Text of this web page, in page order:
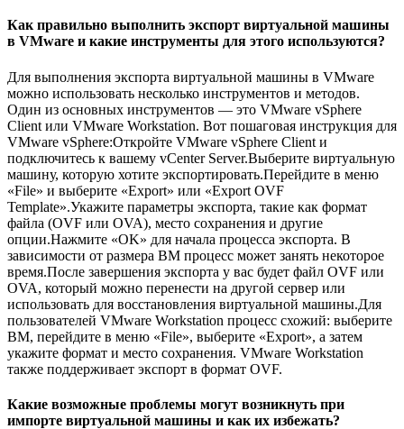
Как правильно выполнить экспорт виртуальной машины
в VMware и какие инструменты для этого используются?
Для выполнения экспорта виртуальной машины в VMware
можно использовать несколько инструментов и методов.
Один из основных инструментов — это VMware vSphere
Client или VMware Workstation. Вот пошаговая инструкция для
VMware vSphere:Откройте VMware vSphere Client и
подключитесь к вашему vCenter Server.Выберите виртуальную
машину, которую хотите экспортировать.Перейдите в меню
«File» и выберите «Export» или «Export OVF
Template».Укажите параметры экспорта, такие как формат
файла (OVF или OVA), место сохранения и другие
опции.Нажмите «OK» для начала процесса экспорта. В
зависимости от размера ВМ процесс может занять некоторое
время.После завершения экспорта у вас будет файл OVF или
OVA, который можно перенести на другой сервер или
использовать для восстановления виртуальной машины.Для
пользователей VMware Workstation процесс схожий: выберите
ВМ, перейдите в меню «File», выберите «Export», а затем
укажите формат и место сохранения. VMware Workstation
также поддерживает экспорт в формат OVF.
Какие возможные проблемы могут возникнуть при
импорте виртуальной машины и как их избежать?